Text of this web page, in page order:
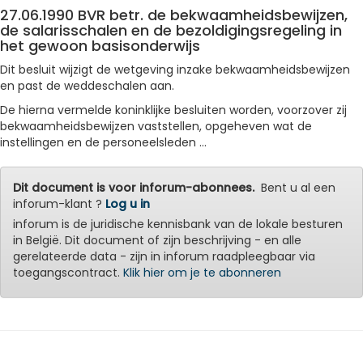
27.06.1990 BVR betr. de bekwaamheidsbewijzen,
de salarisschalen en de bezoldigingsregeling in
het gewoon basisonderwijs
Dit besluit wijzigt de wetgeving inzake bekwaamheidsbewijzen
en past de weddeschalen aan.
De hierna vermelde koninklijke besluiten worden, voorzover zij
bekwaamheidsbewijzen vaststellen, opgeheven wat de
instellingen en de personeelsleden ...
Dit document is voor inforum-abonnees.Bent u al een
inforum-klant ? Log u in
inforum is de juridische kennisbank van de lokale besturen
in België. Dit document of zijn beschrijving - en alle
gerelateerde data - zijn in inforum raadpleegbaar via
toegangscontract. Klik hier om je te abonneren